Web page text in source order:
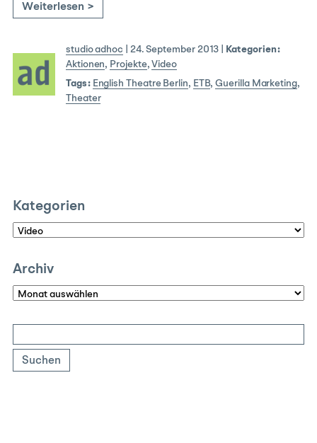
Weiterlesen >
studio adhoc 24. September 2013
Kategorien:
Aktionen, Projekte,Video
Tags: English Theatre Berlin, ETB,Guerilla Marketing,
Theater
Kategorien
Kategorien
Archiv
Archiv
nach: